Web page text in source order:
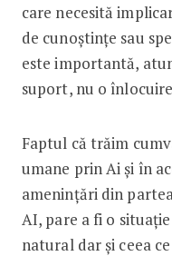
care necesită
de cunoștințe sau
este importantă,
suport, nu o
Faptul că trăim
umane prin Ai și în
amenințări din
AI, pare a fi o
natural dar și ceea